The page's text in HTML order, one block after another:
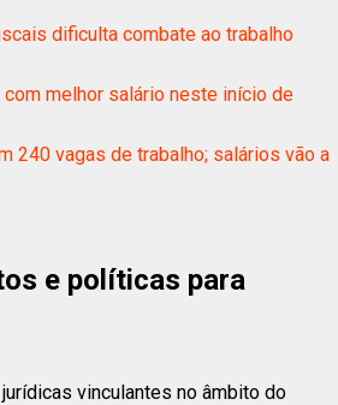
dificulta combate ao trabalho
com melhor salário neste início de
240 vagas de trabalho; salários vão a
e políticas para
vinculantes no âmbito do